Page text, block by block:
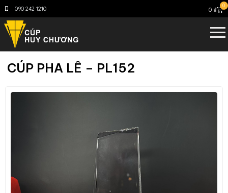
090 242 1210 0 ₫
0
CÚP PHA LÊ – PL152